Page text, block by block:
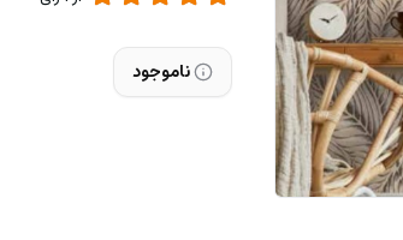
ناموجود